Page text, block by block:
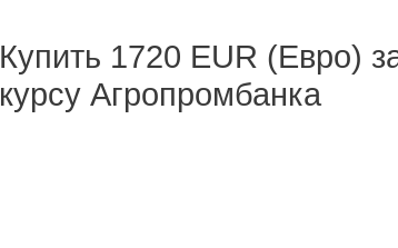
Купить 1720 EUR (Евро)
курсу Агропромбанка